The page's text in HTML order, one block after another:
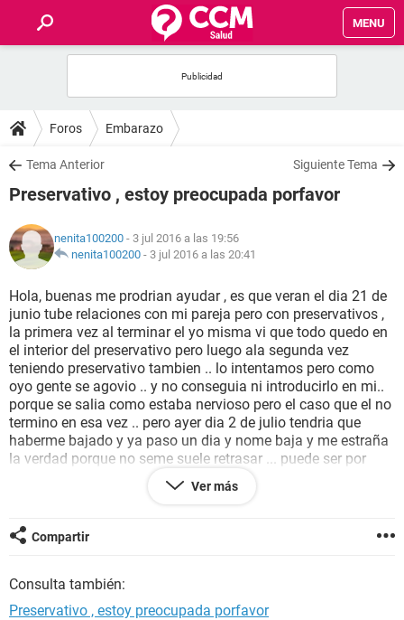
MENU
FOROS
SALUD
NUTRICIÓN
BIENESTAR
SEXUALIDAD
GLOSARIO
Foros Embarazo
Tema Anterior Siguiente Tema
Preservativo , estoy preocupada porfavor
nenita100200 - 3 jul 2016 a las 19:56
nenita100200 - 3 jul 2016 a las 20:41
Hola, buenas me prodrian ayudar , es que veran el dia 21 de
junio tube relaciones con mi pareja pero con preservativos ,
la primera vez al terminar el yo misma vi que todo quedo en
el interior del preservativo pero luego ala segunda vez
teniendo preservativo tambien .. lo intentamos pero como
oyo gente se agovio .. y no conseguia ni introducirlo en mi..
porque se salia como estaba nervioso pero el caso que el no
termino en esa vez .. pero ayer dia 2 de julio tendria que
haberme bajado y ya paso un dia y nome baja y me estraña
la verdad porque no seme suele retrasar ... puede ser por
Pero nose me pongo a reflexionar y es que si el preservativo
porque el mienbro se salia.. es imposible que sea por
embarazo o eso eh estado pensando , pero como no me
nose queria saber una segunda opinion ya que mi pareja se
encuentra igual que yo.
Ver más
Compartir
Consulta también:
Preservativo , estoy preocupada porfavor